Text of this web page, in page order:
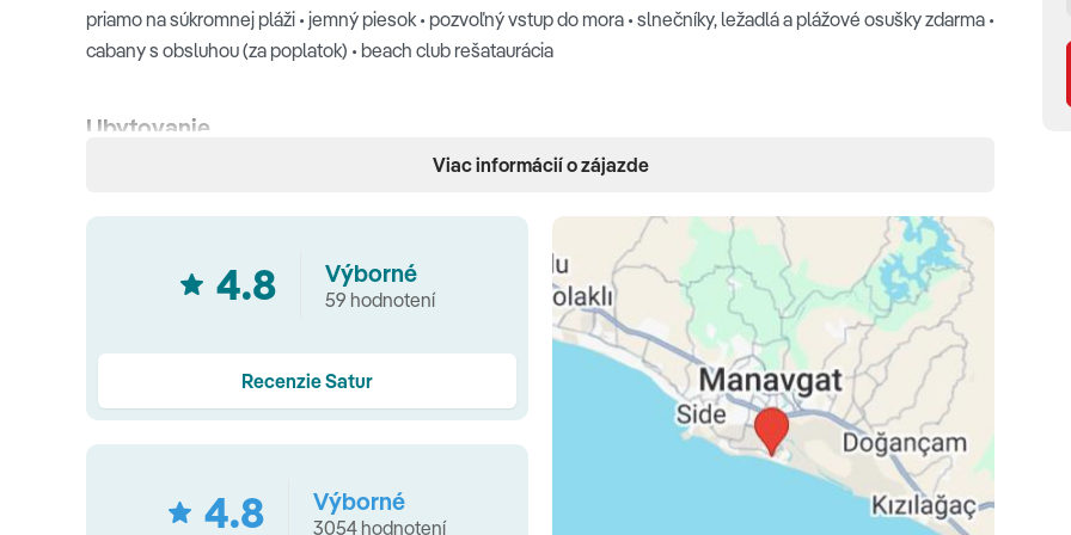
priamo na súkromnej pláži • jemný piesok • pozvoľný vstup do mora • slnečníky, ležadlá a plážové osušky zdarma •
cabany s obsluhou (za poplatok) • beach club rešataurácia
Ubytovanie
balkón alebo terasa • klimatizácia • trezor (zdarma) • TV s plochou obrazovkou • telefón • Wi-Fi (zdarma) • mini bar •
set na prípravu kávy a čaju • kúpeľňa s WC • kozmetické zrkadlo • sušič vlasov
(42 m², pre 2-3 osoby, balkón s výhľadom do záhrady) •Studio Swim-up
(42 m², pre 2-3 osoby, súkromná
(52 m², pre 2-4 osoby, spálňa oddelená od obývacej miestnosti,
balkón, výhľad do záhrady alebo na more) •
(52 m², pre 2-4 osoby, spálňa oddelená od
obývacej miestnosti, terasa, výhľad do záhrady alebo na more) •
Family Suite Swim-up(52 m², pre 2-4 osoby,
spálňa oddelená od obývacej miestnosti, terasa, výhľad do záhrady alebo na more a priamy vstup do bazéna)
(74 m², spálňa oddelená od druhej spálne, obývacia miestnosť, balkón, výhľad do záhrady,
kapacita 2+2 alebo 3+2 alebo 4+1) •Large Family Suite s terasou
(74 m², spálňa oddelená od druhej spálne,
obývacia miestnosť, terasa, výhľad do záhrady, kapacita 2+2 alebo 3+2 alebo 4+1)
Viac informácií o zájazde
4.8 Výborné
59 hodnotení
Recenzie Satur
4.8 Výborné
3054 hodnotení